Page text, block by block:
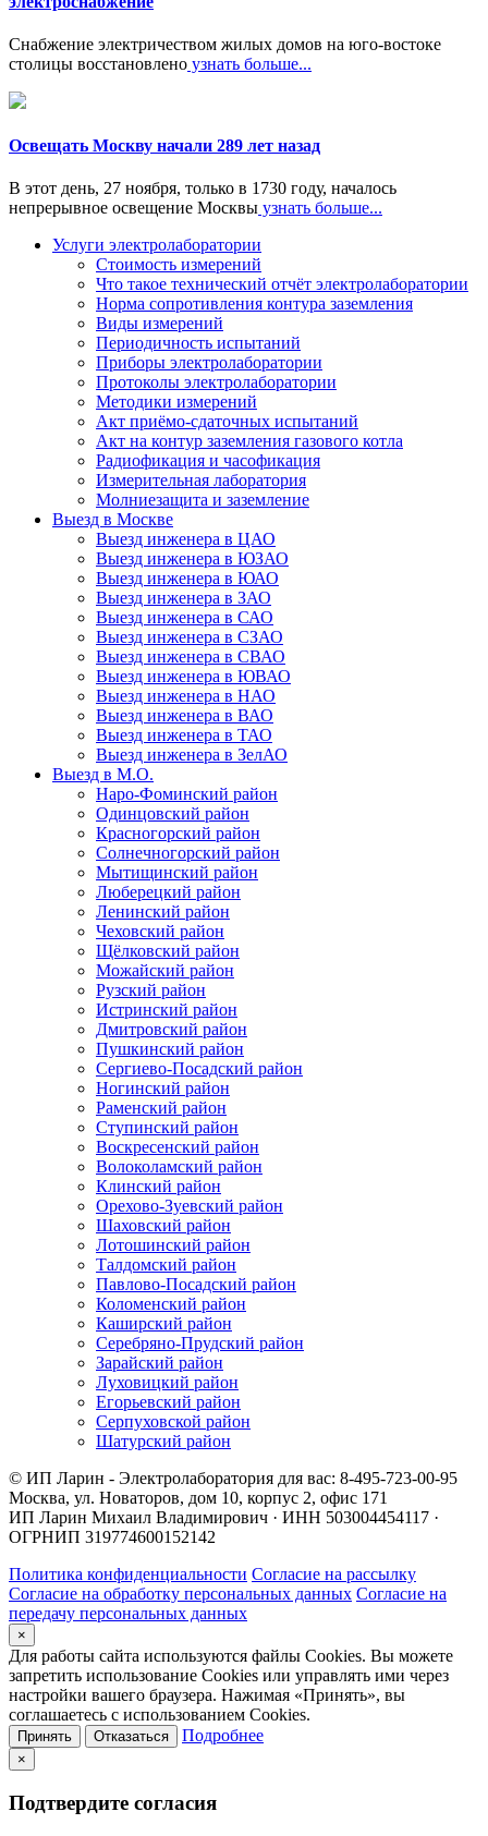
Снабжение электричеством жилых домов на юго-востоке
столицы восстановлено узнать больше...
Освещать Москву начали 289 лет назад
В этот день, 27 ноября, только в 1730 году, началось
непрерывное освещение Москвы узнать больше...
Услуги электролаборатории
Стоимость измерений
Что такое технический отчёт электролаборатории
Норма сопротивления контура заземления
Виды измерений
Периодичность испытаний
Приборы электролаборатории
Протоколы электролаборатории
Методики измерений
Акт приёмо-сдаточных испытаний
Акт на контур заземления газового котла
Радиофикация и часофикация
Измерительная лаборатория
Молниезащита и заземление
Выезд в Москве
Выезд инженера в ЦАО
Выезд инженера в ЮЗАО
Выезд инженера в ЮАО
Выезд инженера в ЗАО
Выезд инженера в САО
Выезд инженера в СЗАО
Выезд инженера в СВАО
Выезд инженера в ЮВАО
Выезд инженера в НАО
Выезд инженера в ВАО
Выезд инженера в ТАО
Выезд инженера в ЗелАО
Выезд в М.О.
Наро-Фоминский район
Одинцовский район
Красногорский район
Солнечногорский район
Мытищинский район
Люберецкий район
Ленинский район
Чеховский район
Щёлковский район
Можайский район
Рузский район
Истринский район
Дмитровский район
Пушкинский район
Сергиево-Посадский район
Ногинский район
Раменский район
Ступинский район
Воскресенский район
Волоколамский район
Клинский район
Орехово-Зуевский район
Шаховский район
Лотошинский район
Талдомский район
Павлово-Посадский район
Коломенский район
Каширский район
Серебряно-Прудский район
Зарайский район
Луховицкий район
Егорьевский район
Серпуховской район
Шатурский район
© ИП Ларин - Электролаборатория для вас: 8-495-723-00-95
Москва, ул. Новаторов, дом 10, корпус 2, офис 171
ИП Ларин Михаил Владимирович · ИНН 503004454117 ·
ОГРНИП 319774600152142
Политика конфиденциальности Согласие на рассылку
Согласие на обработку персональных данных Согласие на
передачу персональных данных
×
Для работы сайта используются файлы Cookies. Вы можете
запретить использование Cookies или управлять ими через
настройки вашего браузера. Нажимая «Принять», вы
соглашаетесь с использованием Cookies.
Принять Отказаться Подробнее
×
Подтвердите согласия